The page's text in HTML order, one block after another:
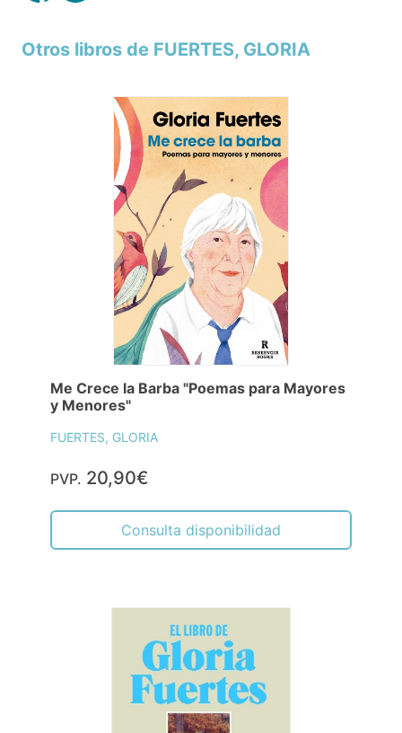
Otros libros de FUERTES, GLORIA
Me Crece la Barba "Poemas para Mayores
y Menores"
FUERTES, GLORIA
PVP. 20,90€
Consulta disponibilidad